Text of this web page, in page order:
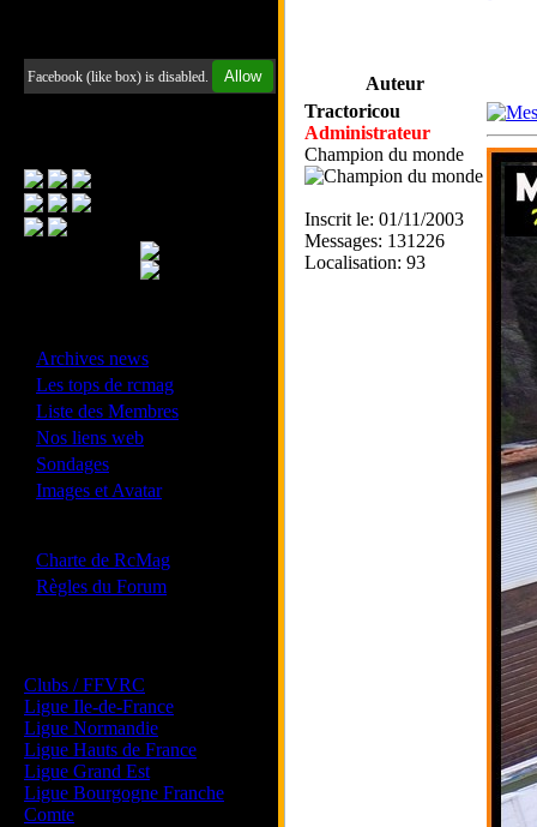
Facebook (like box) is disabled. Allow
Archives news
Les tops de rcmag
Liste des Membres
Nos liens web
Sondages
Images et Avatar
Charte de RcMag
Règles du Forum
Clubs / FFVRC
Ligue Ile-de-France
Ligue Normandie
Ligue Hauts de France
Ligue Grand Est
Ligue Bourgogne Franche
Comte
Auteur
Tractoricou
Administrateur
Champion du monde
Inscrit le: 01/11/2003
Messages: 131226
Localisation: 93